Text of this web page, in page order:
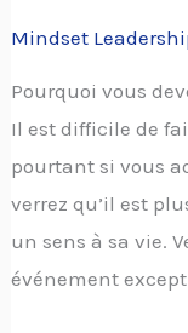
Mindset
Pourquoi vous
Il est difficile de
pourtant si vous
verrez qu’il est
un sens à sa vie.
événement
adopter
vie.